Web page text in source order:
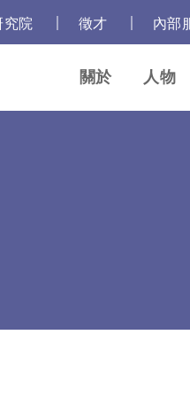
究院 徵才 內部
關於 人物